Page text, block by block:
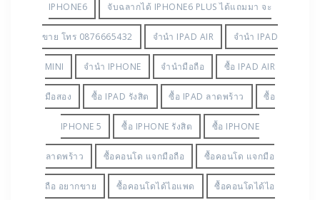
IPHONE6 จับฉลากได้ IPHONE6 PLUS ได้แถมมา จะ
ขาย โทร 0876665432 จำนำ IPAD AIR จำนำ IPAD
MINI จำนำ IPHONE จำนำมือถือ ซื้อ IPAD AIR
มือสอง ซื้อ IPAD รังสิต ซื้อ IPAD ลาดพร้าว ซื้อ
IPHONE 5 ซื้อ IPHONE รังสิต ซื้อ IPHONE
ลาดพร้าว ซื้อคอนโด แจกมือถือ ซื้อคอนโด แจกมือ
ถือ อยากขาย ซื้อคอนโดได้ไอแพด ซื้อคอนโดได้ไอ